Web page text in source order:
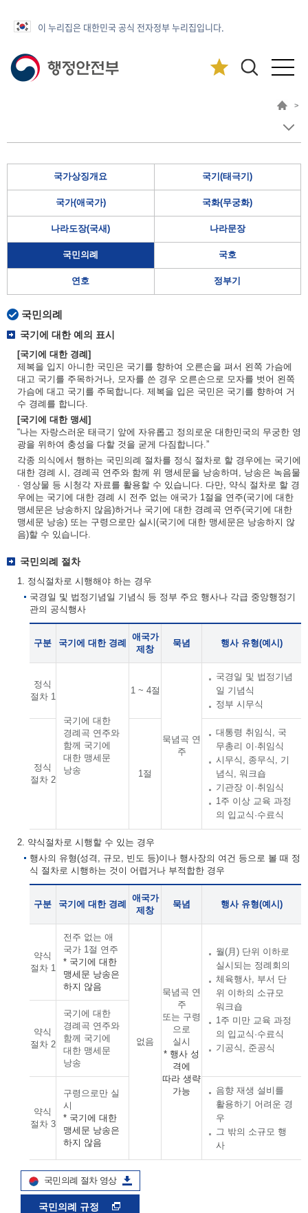
이 누리집은 대한민국 공식 전자정부 누리집입니다.
>
국가상징개요 국기(태극기)
국가(애국가) 국화(무궁화)
나라도장(국새) 나라문장
국민의례 국호
연호 정부기
국민의례
국기에 대한 예의 표시
[국기에 대한 경례]
제복을 입지 아니한 국민은 국기를 향하여 오른손을 펴서 왼쪽 가슴에
대고 국기를 주목하거나, 모자를 쓴 경우 오른손으로 모자를 벗어 왼쪽
가슴에 대고 국기를 주목합니다. 제복을 입은 국민은 국기를 향하여 거
수 경례를 합니다.
[국기에 대한 맹세]
“나는 자랑스러운 태극기 앞에 자유롭고 정의로운 대한민국의 무궁한 영
광을 위하여 충성을 다할 것을 굳게 다짐합니다.”
각종 의식에서 행하는 국민의례 절차를 정식 절차로 할 경우에는 국기에
대한 경례 시, 경례곡 연주와 함께 위 맹세문을 낭송하며, 낭송은 녹음물
· 영상물 등 시청각 자료를 활용할 수 있습니다. 다만, 약식 절차로 할 경
우에는 국기에 대한 경례 시 전주 없는 애국가 1절을 연주(국기에 대한
맹세문은 낭송하지 않음)하거나 국기에 대한 경례곡 연주(국기에 대한
맹세문 낭송) 또는 구령으로만 실시(국기에 대한 맹세문은 낭송하지 않
음)할 수 있습니다.
국민의례 절차
1. 정식절차로 시행해야 하는 경우
국경일 및 법정기념일 기념식 등 정부 주요 행사나 각급 중앙행정기
관의 공식행사
구분 국기에 대한 경례
애국가
제창
묵념 행사 유형(예시)
정식
절차 1
국기에 대한
경례곡 연주와
함께 국기에
대한 맹세문
낭송
1 ~ 4절
묵념곡 연
주
국경일 및 법정기념
일 기념식
정부 시무식
정식
절차 2
1절
대통령 취임식, 국
무총리 이·취임식
시무식, 종무식, 기
념식, 워크숍
기관장 이·취임식
1주 이상 교육 과정
의 입교식·수료식
2. 약식절차로 시행할 수 있는 경우
행사의 유형(성격, 규모, 빈도 등)이나 행사장의 여건 등으로 볼 때 정
식 절차로 시행하는 것이 어렵거나 부적합한 경우
구분 국기에 대한 경례
애국가
제창
묵념 행사 유형(예시)
약식
절차 1
전주 없는 애
국가 1절 연주
* 국기에 대한
맹세문 낭송은
하지 않음
없음
묵념곡 연
주
또는 구령
으로
실시
* 행사 성
격에
따라 생략
가능
월(月) 단위 이하로
실시되는 정례회의
체육행사, 부서 단
위 이하의 소규모
워크숍
1주 미만 교육 과정
의 입교식·수료식
기공식, 준공식
약식
절차 2
국기에 대한
경례곡 연주와
함께 국기에
대한 맹세문
낭송
약식
절차 3
구령으로만 실
시
* 국기에 대한
맹세문 낭송은
하지 않음
음향 재생 설비를
활용하기 어려운 경
우
그 밖의 소규모 행
사
국민의례 절차 영상
국민의례 규정